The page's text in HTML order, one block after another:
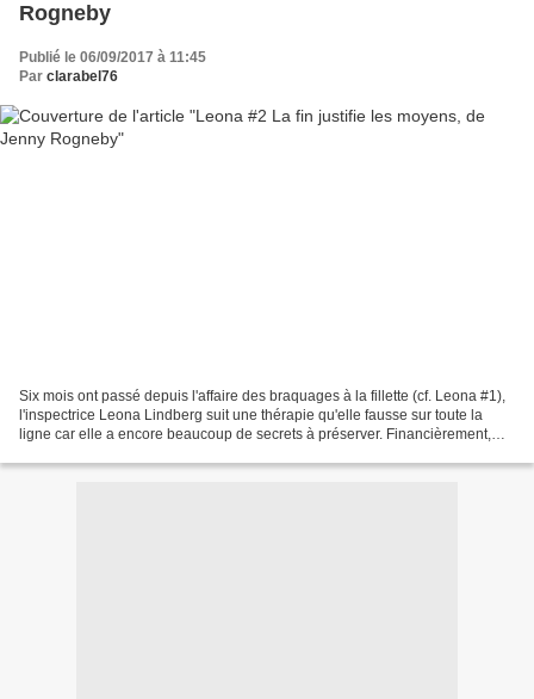
Rogneby
Publié le 06/09/2017 à 11:45
Par clarabel76
Six mois ont passé depuis l'affaire des braquages à la fillette (cf. Leona #1),
l'inspectrice Leona Lindberg suit une thérapie qu'elle fausse sur toute la
ligne car elle a encore beaucoup de secrets à préserver. Financièrement,